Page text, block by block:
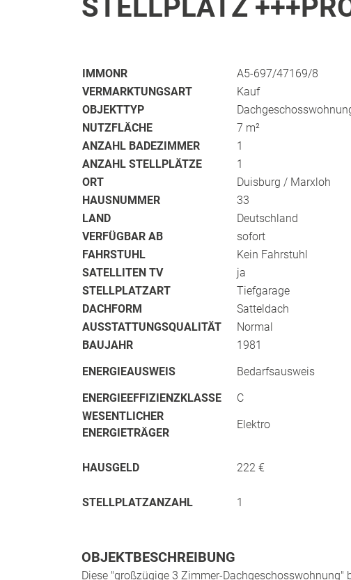
TELLPLATZ
IMMONR A5-697/47169/8
VERMARKTUNGSART
Kauf
OBJEKTTYP
NUTZFLÄCHE
7 m²
ANZAHL BADEZIMMER
1
ANZAHL STELLPLÄTZE
1
ORT
Duisburg / Marxloh
HAUSNUMMER
33
LAND
Deutschland
VERFÜGBAR AB
sofort
FAHRSTUHL
Kein Fahrstuhl
SATELLITEN TV
ja
STELLPLATZART
Tiefgarage
DACHFORM
Satteldach
AUSSTATTUNGSQUALITÄT
Normal
BAUJAHR
1981
ENERGIEAUSWEIS
Bedarfsausweis
ENERGIEEFFIZIENZKLASSE
C
WESENTLICHER
ENERGIETRÄGER
Elektro
HAUSGELD 222 €
STELLPLATZANZAHL
1
OBJEKTBESCHREIBUNG
Diese "großzügige 3 Zimmer-Dachgeschosswohnung"